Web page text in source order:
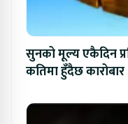
सुनको मूल्य एकैदिन
कतिमा हुँदैछ कारोबार